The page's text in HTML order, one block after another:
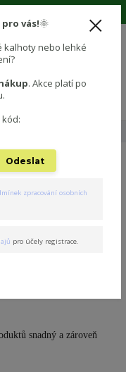
mohou
snadný a zároveň
pro vás!🌞
kalhoty nebo lehké
. Akce platí po
Odeslat
zpracování osobních
pro účely registrace.